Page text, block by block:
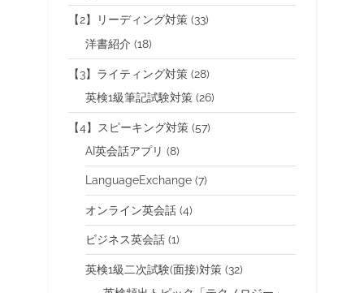
【2】リーディング対策 (33)
洋書紹介 (18)
【3】ライティング対策 (28)
英検1級筆記試験対策 (26)
【4】スピーキング対策 (57)
AI英会話アプリ (8)
LanguageExchange (7)
オンライン英会話 (4)
ビジネス英会話 (1)
英検1級二次試験(面接)対策 (32)